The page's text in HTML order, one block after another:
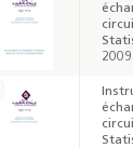
2009